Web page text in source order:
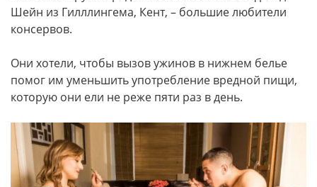
Шейн из Гилллингема, Кент, – большие любители
консервов.
Они хотели, чтобы вызов ужинов в нижнем белье
помог им уменьшить употребление вредной пищи,
которую они ели не реже пяти раз в день.